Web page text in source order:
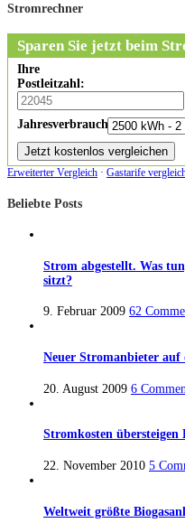
Stromrechner
Sparen Sie jetzt beim
Ihre
Postleitzahl:
Jahresverbrauch:
Erweiterter Vergleich · Gastarife
Beliebte Posts
Strom abgestellt. Was
sitzt?
9. Februar 2009 62
Neuer Stromanbieter
20. August 2009 6
Stromkosten
22. November 2010 5
Weltweit größte